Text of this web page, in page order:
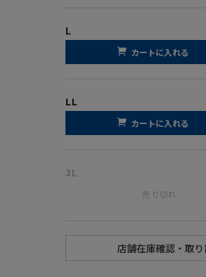
L
カートに入れる
LL
カートに入れる
3L
売り切れ